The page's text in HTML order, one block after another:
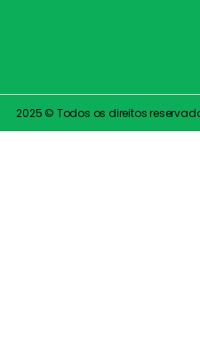
2025 © Todos os direitos